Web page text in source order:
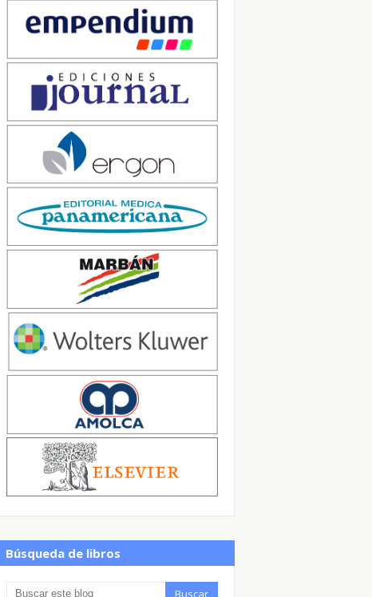
Búsqueda de libros